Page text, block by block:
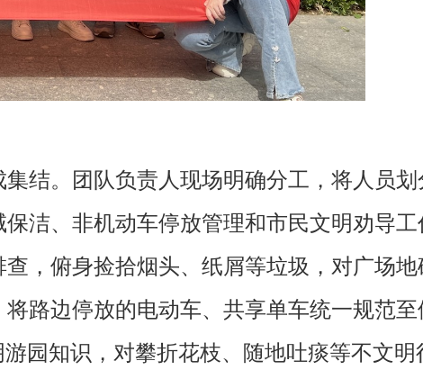
结。团队负责人现场明确分工，将人员
洁、非机动车停放管理和市民文明劝导工
，俯身捡拾烟头、纸屑等垃圾，对广场
路边停放的电动车、共享单车统一规范
园知识，对攀折花枝、随地吐痰等不文